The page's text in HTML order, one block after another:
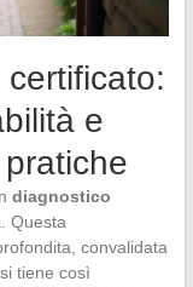
e
diagnostico
Questa
convalidata
tiene così